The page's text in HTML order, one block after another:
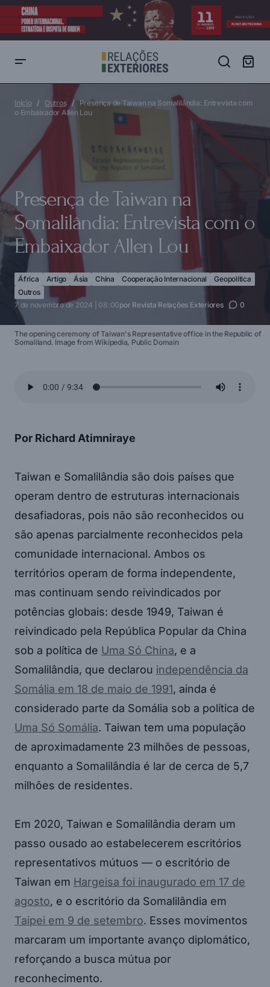
Presença de Taiwan na Somalilândia: Entrevista com o Embaixador
Allen Lou
Início Outros
Presença de Taiwan na Somalilândia: Entrevista com
o Embaixador Allen Lou
Presença de Taiwan na
Somalilândia: Entrevista com o
Embaixador Allen Lou
África Artigo Ásia China Cooperação Internacional
Geopolítica
Outros
7 de novembro de 2024 | 08:00por Revista Relações Exteriores 0
The opening ceremony of Taiwan's Representative office in the Republic of
Somaliland. Image from Wikipedia, Public Domain
Por Richard Atimniraye
Taiwan e Somalilândia são dois países que
operam dentro de estruturas internacionais
desafiadoras, pois não são reconhecidos ou
são apenas parcialmente reconhecidos pela
comunidade internacional. Ambos os
territórios operam de forma independente,
mas continuam sendo reivindicados por
potências globais: desde 1949, Taiwan é
reivindicado pela República Popular da China
sob a política de Uma Só China, e a
Somalilândia, que declarou independência da
Somália em 18 de maio de 1991, ainda é
considerado parte da Somália sob a política de
Uma Só Somália. Taiwan tem uma população
de aproximadamente 23 milhões de pessoas,
enquanto a Somalilândia é lar de cerca de 5,7
milhões de residentes.
Em 2020, Taiwan e Somalilândia deram um
passo ousado ao estabelecerem escritórios
representativos mútuos — o escritório de
Taiwan em Hargeisa foi inaugurado em 17 de
agosto, e o escritório da Somalilândia em
Taipei em 9 de setembro. Esses movimentos
marcaram um importante avanço diplomático,
reforçando a busca mútua por
reconhecimento.